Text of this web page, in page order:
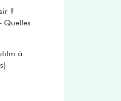
?
Quelles
à